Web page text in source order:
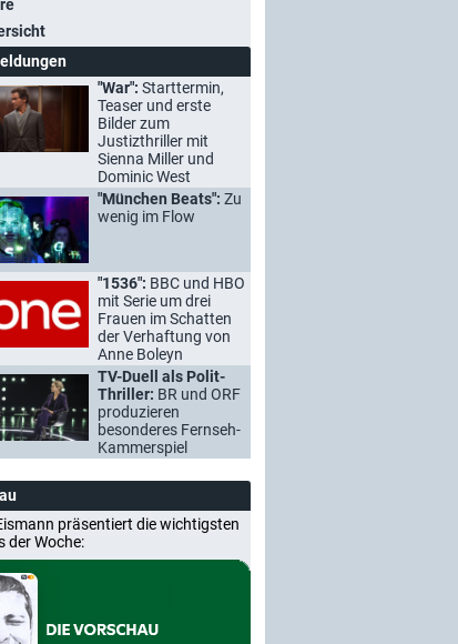
"War": Starttermin,
Teaser und erste
Bilder zum
Justizthriller mit
Sienna Miller und
Dominic West
"München Beats": Zu
wenig im Flow
"1536": BBC und HBO
mit Serie um drei
Frauen im Schatten
der Verhaftung von
Anne Boleyn
TV-Duell als Polit-
Thriller: BR und ORF
produzieren
besonderes Fernseh-
Kammerspiel
präsentiert die wichtigsten
der Woche: